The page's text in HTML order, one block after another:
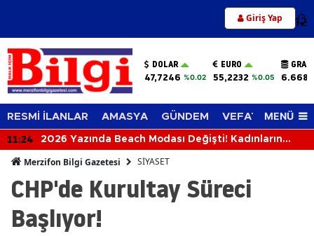
Giriş Yap 12
DOLAR
47,7246 %0.02
EURO
55,2232 %0.05
RESMİ İLANLAR AMASYA GÜNDEM VEFAT EDENLER
MENÜ
11:24
2026 Yazında Beach Modası Değişti! Kadınların
Merzifon Bilgi Gazetesi SİYASET
CHP'de Kurultay Süreci
Başlıyor!